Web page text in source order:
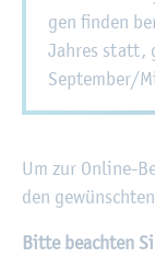
gen fin­den
Jah­res statt,
Sep­tem­ber/
Um zur On­line-
den
Bitte be­ach­ten